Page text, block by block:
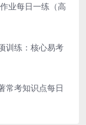
业每日一练（高
训练：核心易考
常考知识点每日